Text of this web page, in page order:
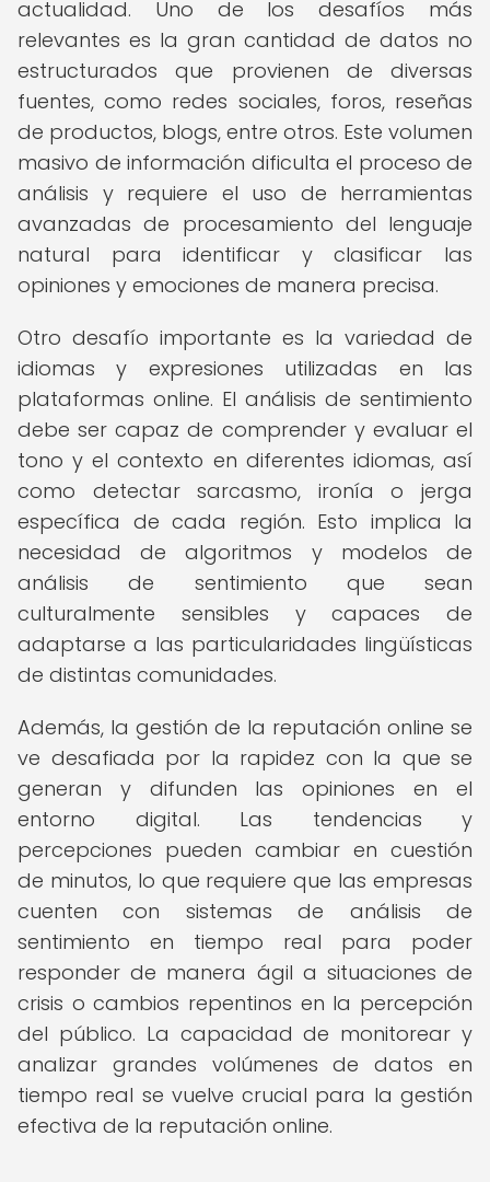
actualidad. Uno de los desafíos más
relevantes es la gran cantidad de datos no
estructurados que provienen de diversas
fuentes, como redes sociales, foros, reseñas
de productos, blogs, entre otros. Este volumen
masivo de información dificulta el proceso de
análisis y requiere el uso de herramientas
avanzadas de procesamiento del lenguaje
natural para identificar y clasificar las
opiniones y emociones de manera precisa.
Otro desafío importante es la variedad de
idiomas y expresiones utilizadas en las
plataformas online. El análisis de sentimiento
debe ser capaz de comprender y evaluar el
tono y el contexto en diferentes idiomas, así
como detectar sarcasmo, ironía o jerga
específica de cada región. Esto implica la
necesidad de algoritmos y modelos de
análisis de sentimiento que sean
culturalmente sensibles y capaces de
adaptarse a las particularidades lingüísticas
de distintas comunidades.
Además, la gestión de la reputación online se
ve desafiada por la rapidez con la que se
generan y difunden las opiniones en el
entorno digital. Las tendencias y
percepciones pueden cambiar en cuestión
de minutos, lo que requiere que las empresas
cuenten con sistemas de análisis de
sentimiento en tiempo real para poder
responder de manera ágil a situaciones de
crisis o cambios repentinos en la percepción
del público. La capacidad de monitorear y
analizar grandes volúmenes de datos en
tiempo real se vuelve crucial para la gestión
efectiva de la reputación online.